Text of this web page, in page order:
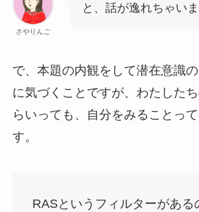
さやりんご
と、話が逸れちゃい
で、本題の内観をして潜在意識
に気づくことですが、わたした
らいっても、自分をみることっ
す。
RASというフィルターがある